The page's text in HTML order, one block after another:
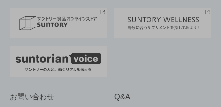
採用情報
お問い合わせ Q&A